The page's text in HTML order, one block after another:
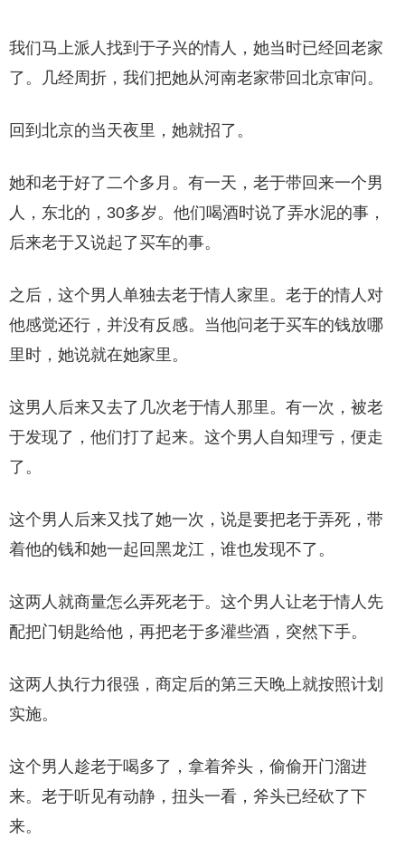
我们马上派人找到于子兴的情人，她当时已经回老家
了。几经周折，我们把她从河南老家带回北京审问。
回到北京的当天夜里，她就招了。
她和老于好了二个多月。有一天，老于带回来一个男
人，东北的，30多岁。他们喝酒时说了弄水泥的事，
后来老于又说起了买车的事。
之后，这个男人单独去老于情人家里。老于的情人对
他感觉还行，并没有反感。当他问老于买车的钱放哪
里时，她说就在她家里。
这男人后来又去了几次老于情人那里。有一次，被老
于发现了，他们打了起来。这个男人自知理亏，便走
了。
这个男人后来又找了她一次，说是要把老于弄死，带
着他的钱和她一起回黑龙江，谁也发现不了。
这两人就商量怎么弄死老于。这个男人让老于情人先
配把门钥匙给他，再把老于多灌些酒，突然下手。
这两人执行力很强，商定后的第三天晚上就按照计划
实施。
这个男人趁老于喝多了，拿着斧头，偷偷开门溜进
来。老于听见有动静，扭头一看，斧头已经砍了下
来。